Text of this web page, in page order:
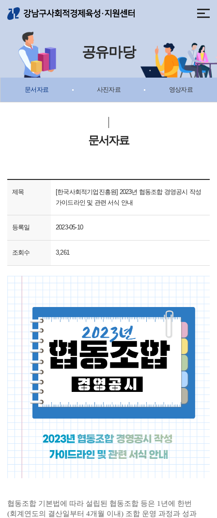
메뉴 바로가기
공유마당
문서자료 사진자료 영상자료
문서자료
제목
[한국사회적기업진흥원] 2023년 협동조합 경영공시 작성
가이드라인 및 관련 서식 안내
등록일 2023-05-10
조회수 3,261
협동조합 기본법에 따라 설립된 협동조합 등은 1년에 한번
(회계연도의 결산일부터 4개월 이내) 조합 운영 과정과 성과